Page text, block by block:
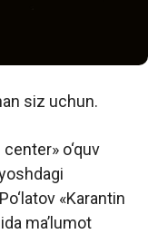
siz uchun.
o‘quv
«Karantin
ma’lumot